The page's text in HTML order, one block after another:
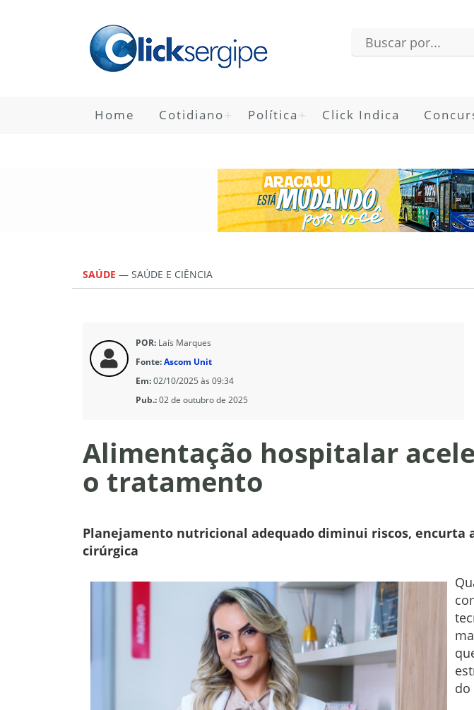
Home Cotidiano Política Click Indica
SAÚDE — SAÚDE E CIÊNCIA
POR: Laís Marques
Fonte:Ascom Unit
Em:02/10/2025 às 09:34
Pub.:02 de outubro de 2025
Alimentação hospitalar
o tratamento
Planejamento nutricional adequado diminui riscos,
cirúrgica
do